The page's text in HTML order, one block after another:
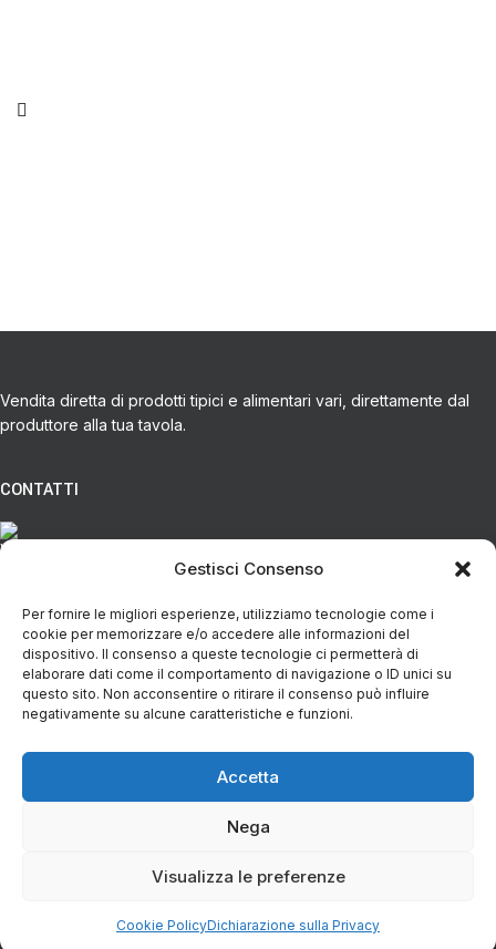
Gestisci Consenso
Per fornire le migliori esperienze, utilizziamo tecnologie come i
cookie per memorizzare e/o accedere alle informazioni del
dispositivo. Il consenso a queste tecnologie ci permetterà di
elaborare dati come il comportamento di navigazione o ID unici su
questo sito. Non acconsentire o ritirare il consenso può influire
negativamente su alcune caratteristiche e funzioni.
Accetta
Nega
Visualizza le preferenze
Cookie PolicyDichiarazione sulla Privacy
Vendita diretta di prodotti tipici e alimentari vari, direttamente dal
produttore alla tua tavola.
CONTATTI
+39 348 5888298
info@spesaincampagna.com
PAGINE DEL SITO
Rete Agricola La Spesa in Campagna Val d'Agri| P.IVA IT02112120767